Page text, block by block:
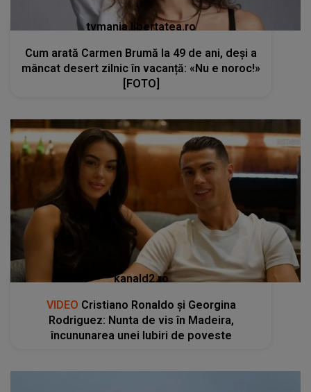
tvmania.libertatea.ro
Cum arată Carmen Brumă la 49 de ani, deși a
mâncat desert zilnic în vacanță: «Nu e noroc!»
[FOTO]
kanald2.ro
VIDEO Cristiano Ronaldo și Georgina
Rodriguez: Nunta de vis în Madeira,
încununarea unei Iubiri de poveste